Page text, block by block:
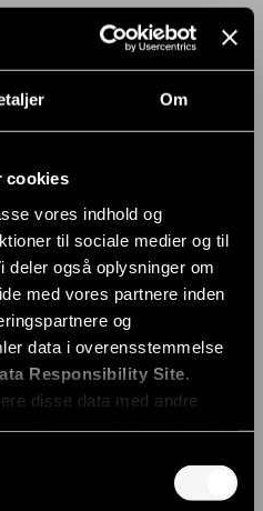
Om
cookies
vores indhold og
til sociale medier og til
også oplysninger om
med vores partnere inden
og
data i overensstemmelse
Responsibility Site
disse data med andre